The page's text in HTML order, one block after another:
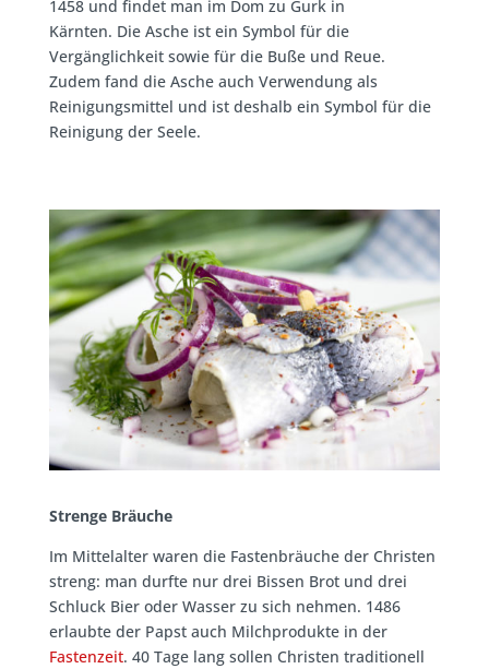
1458 und findet man im Dom zu Gurk in
Kärnten. Die Asche ist ein Symbol für die
Vergänglichkeit sowie für die Buße und Reue.
Zudem fand die Asche auch Verwendung als
Reinigungsmittel und ist deshalb ein Symbol für die
Reinigung der Seele.
Strenge Bräuche
Im Mittelalter waren die Fastenbräuche der Christen
streng: man durfte nur drei Bissen Brot und drei
Schluck Bier oder Wasser zu sich nehmen. 1486
erlaubte der Papst auch Milchprodukte in der
Fastenzeit. 40 Tage lang sollen Christen traditionell